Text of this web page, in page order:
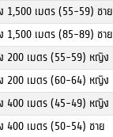
1,500 เมตร (55-59) ชาย
1,500 เมตร (85-89) ชาย
200 เมตร (55-59) หญิง
200 เมตร (60-64) หญิง
400 เมตร (45-49) หญิง
400 เมตร (50-54) ชาย